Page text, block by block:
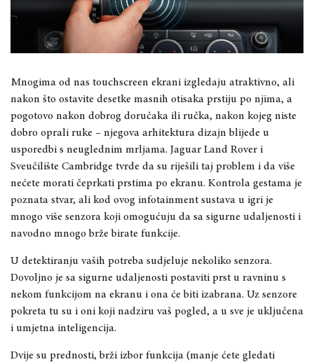
Mnogima od nas touchscreen ekrani izgledaju atraktivno, ali
nakon što ostavite desetke masnih otisaka prstiju po njima, a
pogotovo nakon dobrog doručaka ili ručka, nakon kojeg niste
dobro oprali ruke – njegova arhitektura dizajn blijede u
usporedbi s neuglednim mrljama. Jaguar Land Rover i
Sveučilište Cambridge tvrde da su riješili taj problem i da više
nećete morati čeprkati prstima po ekranu. Kontrola gestama je
poznata stvar, ali kod ovog infotainment sustava u igri je
mnogo više senzora koji omogućuju da sa sigurne udaljenosti i
navodno mnogo brže birate funkcije.
U detektiranju vaših potreba sudjeluje nekoliko senzora.
Dovoljno je sa sigurne udaljenosti postaviti prst u ravninu s
nekom funkcijom na ekranu i ona će biti izabrana. Uz senzore
pokreta tu su i oni koji nadziru vaš pogled, a u sve je uključena
i umjetna inteligencija.
Dvije su prednosti, brži izbor funkcija (manje ćete gledati